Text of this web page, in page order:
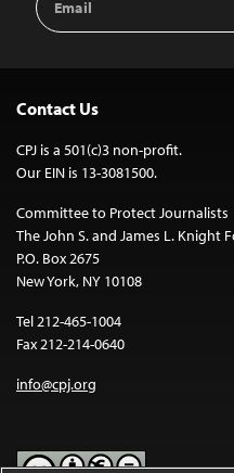
Address
Contact Us
CPJ is a 501(c)3 non-profit.
Our EIN is 13-3081500.
Committee to Protect Journalists
The John S. and James L. Knight
P.O. Box 2675
New York, NY 10108
Tel 212-465-1004
Fax 212-214-0640
info@cpj.org